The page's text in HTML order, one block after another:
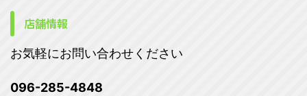
店舗情報
お気軽にお問い合わせください
096-285-4848